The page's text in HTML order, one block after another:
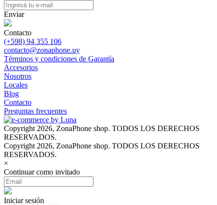
Enviar
Contacto
(+598) 94 355 106
contacto@zonaphone.uy
Términos y condiciones de Garantía
Accesorios
Nosotros
Locales
Blog
Contacto
Preguntas frecuentes
Copyright 2026, ZonaPhone shop. TODOS LOS DERECHOS
RESERVADOS.
Copyright 2026, ZonaPhone shop. TODOS LOS DERECHOS
RESERVADOS.
×
Continuar como invitado
Iniciar sesión